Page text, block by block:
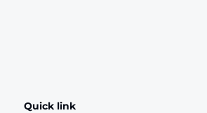
Quick link